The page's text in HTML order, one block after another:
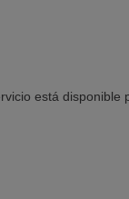
está disponible